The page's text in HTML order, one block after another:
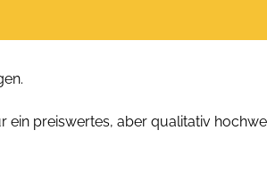
ein preiswertes, aber qualitativ